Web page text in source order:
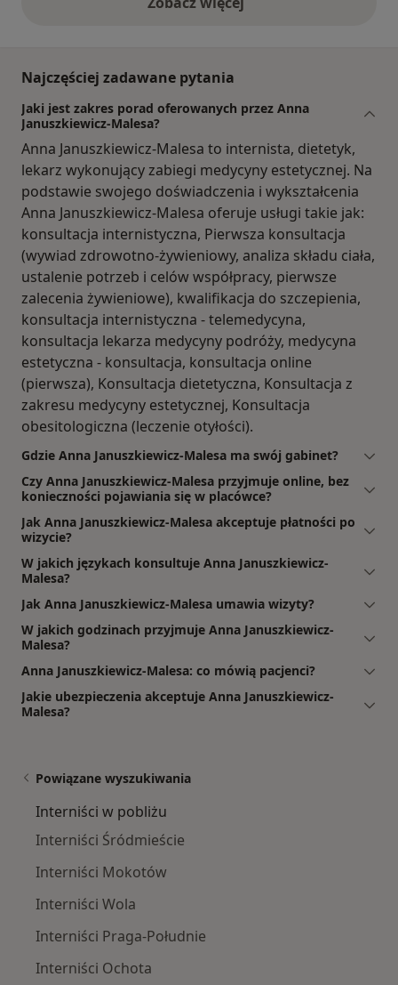
opinie powyżej
Najczęściej zadawane pytania
Jaki jest zakres porad oferowanych przez Anna
Januszkiewicz-Malesa?
Anna Januszkiewicz-Malesa to internista, dietetyk,
lekarz wykonujący zabiegi medycyny estetycznej. Na
podstawie swojego doświadczenia i wykształcenia
Anna Januszkiewicz-Malesa oferuje usługi takie jak:
konsultacja internistyczna, Pierwsza konsultacja
(wywiad zdrowotno-żywieniowy, analiza składu ciała,
ustalenie potrzeb i celów współpracy, pierwsze
zalecenia żywieniowe), kwalifikacja do szczepienia,
konsultacja internistyczna - telemedycyna,
konsultacja lekarza medycyny podróży, medycyna
estetyczna - konsultacja, konsultacja online
(pierwsza), Konsultacja dietetyczna, Konsultacja z
zakresu medycyny estetycznej, Konsultacja
obesitologiczna (leczenie otyłości).
Gdzie Anna Januszkiewicz-Malesa ma swój gabinet?
Czy Anna Januszkiewicz-Malesa przyjmuje online, bez
konieczności pojawiania się w placówce?
Jak Anna Januszkiewicz-Malesa akceptuje płatności po
wizycie?
W jakich językach konsultuje Anna Januszkiewicz-
Malesa?
Jak Anna Januszkiewicz-Malesa umawia wizyty?
W jakich godzinach przyjmuje Anna Januszkiewicz-
Malesa?
Anna Januszkiewicz-Malesa: co mówią pacjenci?
Jakie ubezpieczenia akceptuje Anna Januszkiewicz-
Malesa?
Powiązane wyszukiwania
Interniści w pobliżu
Interniści Śródmieście
Interniści Mokotów
Interniści Wola
Interniści Praga-Południe
Interniści Ochota